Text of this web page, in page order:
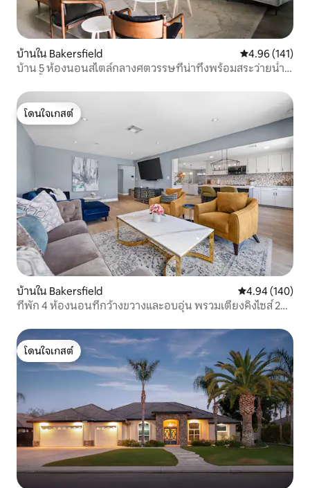
บ้านใน Bakersfield คะแนนเฉลี่ย
4.96 (141)
บ้าน 5 ห้องนอนสไตล์กลางศตวรรษที่น่าทึ่งพร้อมสระว่ายน้ำ/
โดนใจเกสต์
โดนใจเกสต์
บ้านใน Bakersfield คะแนนเฉลี่ย
4.94 (140)
ที่พัก 4 ห้องนอนที่กว้างขวางและอบอุ่น พรวมเตียงคิงไซส์ 2
โดนใจเกสต์
โดนใจเกสต์